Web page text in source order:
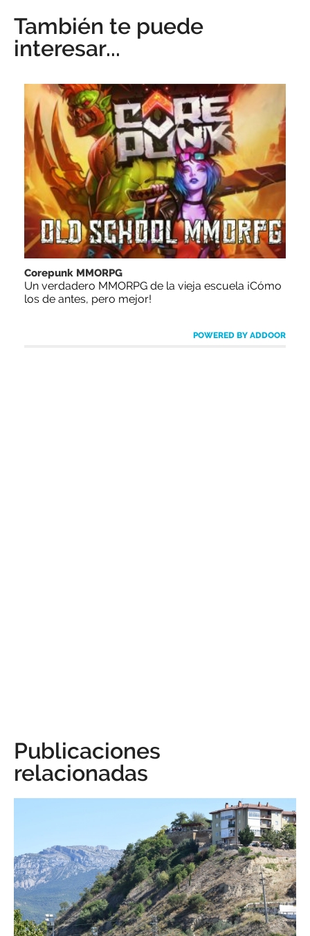
También te puede
interesar...
Corepunk MMORPG
Un verdadero MMORPG de la vieja escuela ¡Cómo
los de antes, pero mejor!
POWERED BY ADDOOR
Publicaciones
relacionadas